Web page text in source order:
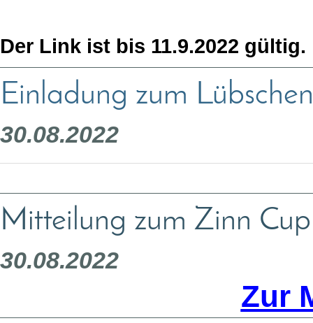
Der Link ist bis 11.9.2022 gültig.
Einladung zum
30.08.2022
Mitteilung zum Zinn
30.08.2022
Zur